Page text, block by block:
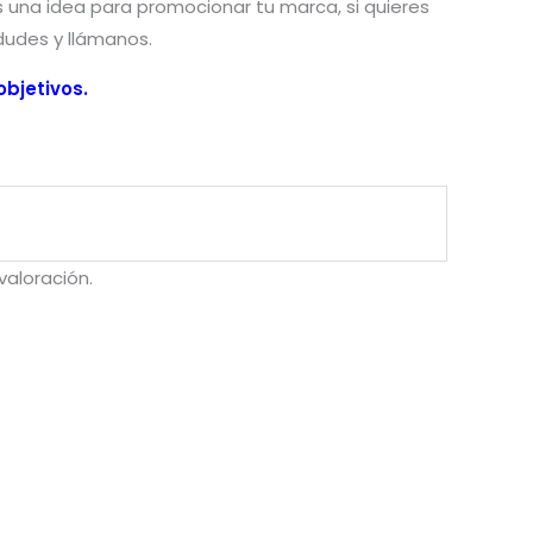
idea para promocionar tu marca, si quieres
y llámanos.